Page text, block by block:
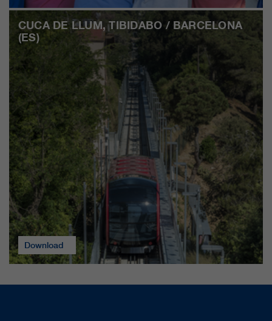
CUCA DE LLUM, TIBIDABO / BARCELONA
(ES)
Download